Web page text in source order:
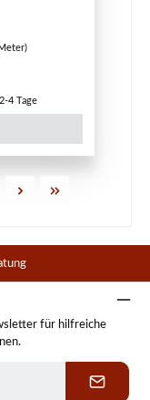
4 Tage
für hilfreiche